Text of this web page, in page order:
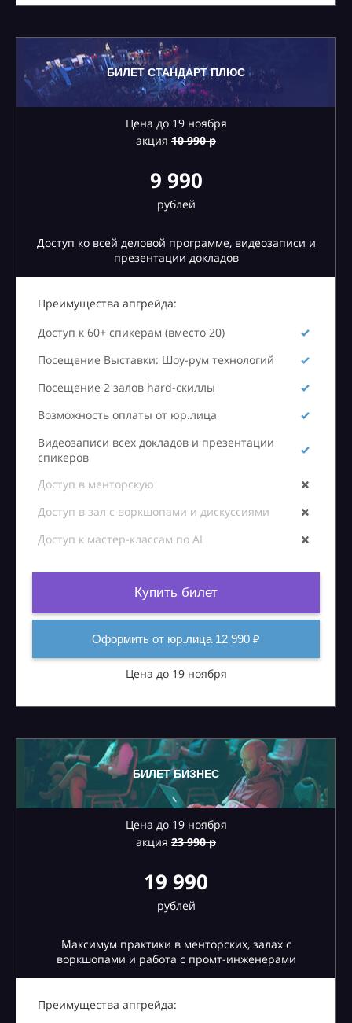
БИЛЕТ СТАНДАРТ ПЛЮС
Цена до 19 ноября
акция 10990 р
9 990
рублей
Доступ ко всей деловой программе, видеозаписи и
презентации докладов
Преимущества апгрейда:
Доступ к 60+ спикерам (вместо 20)
Посещение Выставки: Шоу-рум технологий
Посещение 2 залов hard-скиллы
Возможность оплаты от юр.лица
Видеозаписи всех докладов и презентации
спикеров
Доступ в менторскую
Доступ в зал с воркшопами и дискуссиями
Доступ к мастер-классам по AI
Купить билет
Оформить от юр.лица 12 990 ₽
Цена до 19 ноября
БИЛЕТ БИЗНЕС
Цена до 19 ноября
акция 23990 р
19 990
рублей
Максимум практики в менторских, залах с
воркшопами и работа с промт-инженерами
Преимущества апгрейда: